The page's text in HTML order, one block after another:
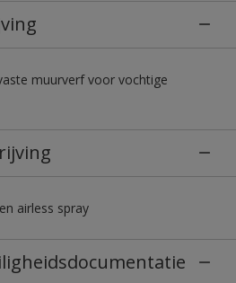
muurverf voor vochtige
airless spray